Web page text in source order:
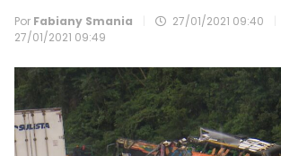
Por Fabiany Smania 27/01/2021 09:40
27/01/2021 09:49